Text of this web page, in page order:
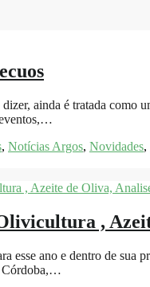
ainda é tratada como
, Notícias Argos, Novidades,
,
esse ano e dentro de sua
Córdoba,…